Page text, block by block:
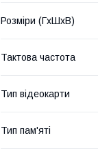
Розміри (ГxШxВ)
Тактова частота
Тип відеокарти
Тип пам'яті